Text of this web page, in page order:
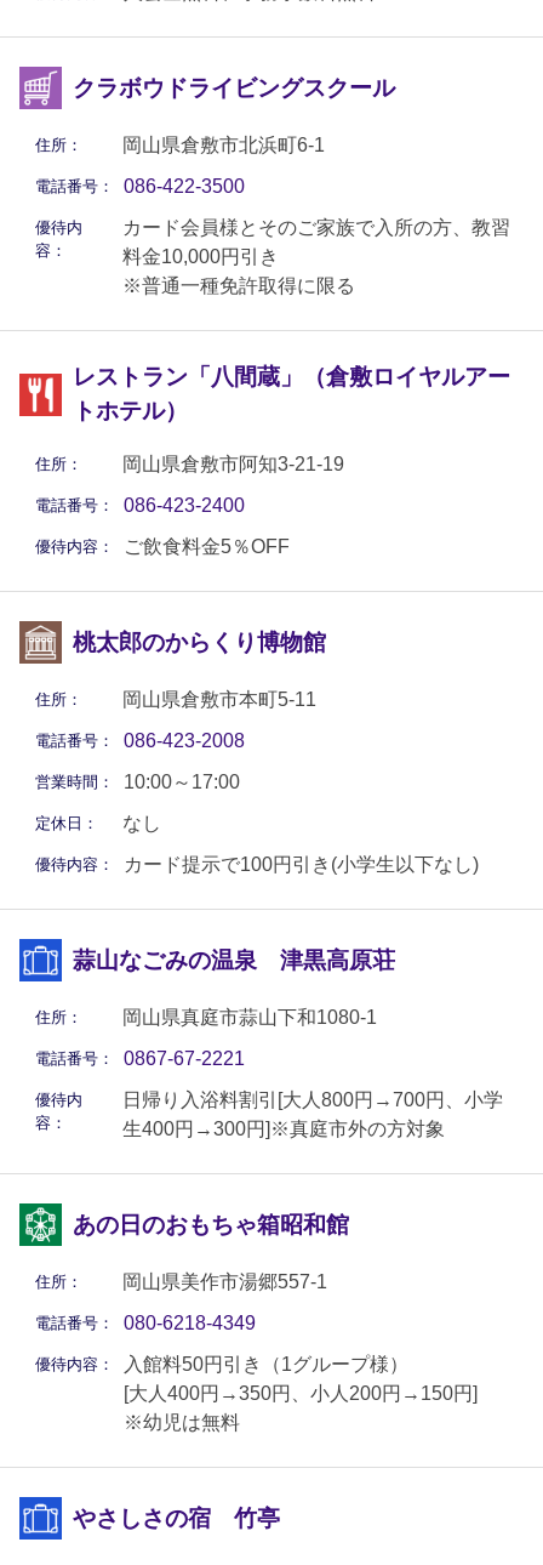
クラボウドライビングスクール
住所： 岡山県倉敷市北浜町6-1
電話番号： 086-422-3500
優待内
容：
カード会員様とそのご家族で入所の方、教習
料金10,000円引き
※普通一種免許取得に限る
レストラン「八間蔵」（倉敷ロイヤルアー
トホテル）
住所： 岡山県倉敷市阿知3-21-19
電話番号： 086-423-2400
優待内容： ご飲食料金5％OFF
桃太郎のからくり博物館
住所： 岡山県倉敷市本町5-11
電話番号： 086-423-2008
営業時間： 10:00～17:00
定休日： なし
優待内容： カード提示で100円引き(小学生以下なし)
蒜山なごみの温泉 津黒高原荘
住所： 岡山県真庭市蒜山下和1080-1
電話番号： 0867-67-2221
優待内
容：
日帰り入浴料割引[大人800円→700円、小学
生400円→300円]※真庭市外の方対象
あの日のおもちゃ箱昭和館
住所： 岡山県美作市湯郷557-1
電話番号： 080-6218-4349
優待内容：
入館料50円引き（1グループ様）
[大人400円→350円、小人200円→150円]
※幼児は無料
やさしさの宿 竹亭